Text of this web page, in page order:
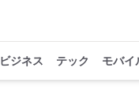
ビジネス テック モバイ